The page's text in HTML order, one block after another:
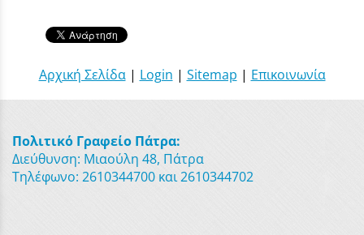
Αρχική Σελίδα| Login | Sitemap | Επικοινωνία
Πολιτικό Γραφείο Πάτρα:
Διεύθυνση: Μιαούλη 48, Πάτρα
Τηλέφωνο: 2610344700 και 2610344702